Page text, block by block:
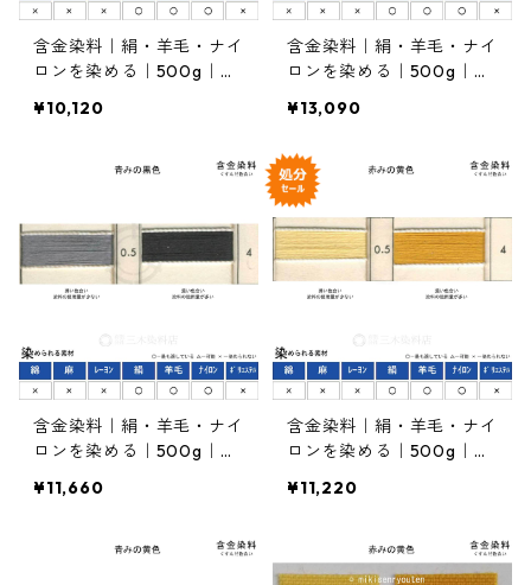
含金染料｜絹・羊毛・ナイ
ロンを染める｜500g｜ラ
灰色）
¥10,120
含金染料｜絹・羊毛・ナイ
ロンを染める｜500g｜カ
（赤みの黒色）
¥13,090
含金染料｜絹・羊毛・ナイ
ロンを染める｜500g｜イ
の黒色）
¥11,660
含金染料｜絹・羊毛・ナイ
ロンを染める｜500g｜ラ
黄色）
¥11,220